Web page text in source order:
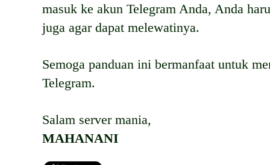
masuk ke akun Telegram Anda, Anda
juga agar dapat melewatinya.
Semoga panduan ini bermanfaat untuk
Telegram.
Salam server mania,
MAHANANI